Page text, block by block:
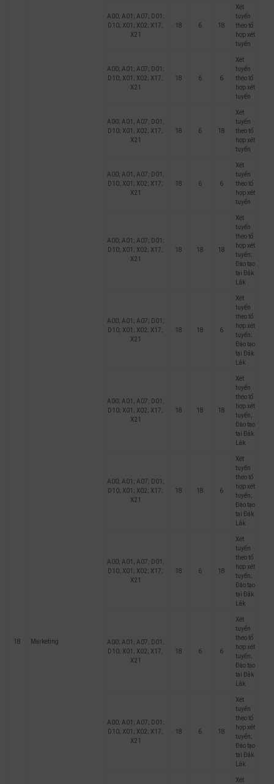
18 Marketing
A00; A01; A07; D01;
D10; X01; X02; X17;
X21
18 6 18
Xét
tuyển
theo tổ
hợp xét
tuyển
A00; A01; A07; D01;
D10; X01; X02; X17;
X21
18 6 6
Xét
tuyển
theo tổ
hợp xét
tuyển
A00; A01; A07; D01;
D10; X01; X02; X17;
X21
18 6 18
Xét
tuyển
theo tổ
hợp xét
tuyển
A00; A01; A07; D01;
D10; X01; X02; X17;
X21
18 6 6
Xét
tuyển
theo tổ
hợp xét
tuyển
A00; A01; A07; D01;
D10; X01; X02; X17;
X21
18 18 18
Xét
tuyển
theo tổ
hợp xét
tuyển;
Đào tạo
tại Đắk
Lắk
A00; A01; A07; D01;
D10; X01; X02; X17;
X21
18 18 6
Xét
tuyển
theo tổ
hợp xét
tuyển;
Đào tạo
tại Đắk
Lắk
A00; A01; A07; D01;
D10; X01; X02; X17;
X21
18 18 18
Xét
tuyển
theo tổ
hợp xét
tuyển;
Đào tạo
tại Đắk
Lắk
A00; A01; A07; D01;
D10; X01; X02; X17;
X21
18 18 6
Xét
tuyển
theo tổ
hợp xét
tuyển;
Đào tạo
tại Đắk
Lắk
A00; A01; A07; D01;
D10; X01; X02; X17;
X21
18 6 18
Xét
tuyển
theo tổ
hợp xét
tuyển;
Đào tạo
tại Đắk
Lắk
A00; A01; A07; D01;
D10; X01; X02; X17;
X21
18 6 6
Xét
tuyển
theo tổ
hợp xét
tuyển;
Đào tạo
tại Đắk
Lắk
A00; A01; A07; D01;
D10; X01; X02; X17;
X21
18 6 18
Xét
tuyển
theo tổ
hợp xét
tuyển;
Đào tạo
tại Đắk
Lắk
Xét